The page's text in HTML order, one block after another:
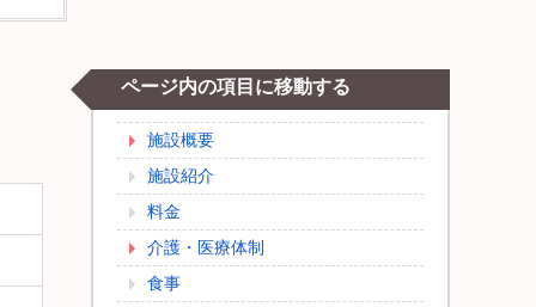
ページ内の項目に移動する
施設概要
施設紹介
料金
介護・医療体制
食事